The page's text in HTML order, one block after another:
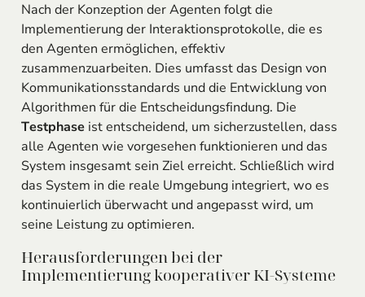
Nach der Konzeption der Agenten folgt die
Implementierung der Interaktionsprotokolle, die es
den Agenten ermöglichen, effektiv
zusammenzuarbeiten. Dies umfasst das Design von
Kommunikationsstandards und die Entwicklung von
Algorithmen für die Entscheidungsfindung. Die
Testphaseist entscheidend, um sicherzustellen, dass
alle Agenten wie vorgesehen funktionieren und das
System insgesamt sein Ziel erreicht. Schließlich wird
das System in die reale Umgebung integriert, wo es
kontinuierlich überwacht und angepasst wird, um
seine Leistung zu optimieren.
Herausforderungen bei der
Implementierung kooperativer KI-Systeme